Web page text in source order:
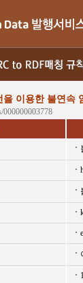
이용한 불연속
000000003778